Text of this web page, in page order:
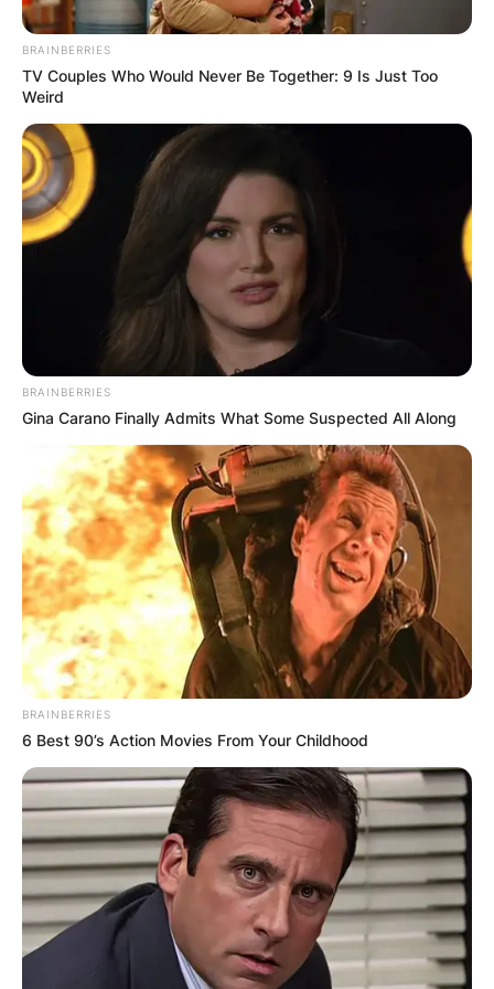
Свето место за сите верници:
Манастир каде се случуваат
чуда 1.000 години
Манастирот од духовно и историско значење,
„Свети Прохор Пчински“ се наоѓа на левиот
брег на реката Пчиња и тоа е
Прочитај повеќе
КОНТАКТИРАЈ СО НАС:
info@gladiator.mk
ГЛАДИАТОР
За нас
Политика на приватност
ПАРТНЕРИ:
BRAINBERRIES
TV Couples Who Would Never Be Together: 9 Is Just Too
Weird
BRAINBERRIES
Gina Carano Finally Admits What Some Suspected All Along
BRAINBERRIES
6 Best 90’s Action Movies From Your Childhood